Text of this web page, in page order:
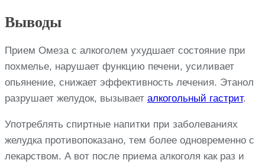
Выводы
Прием Омеза с алкоголем ухудшает состояние при
похмелье, нарушает функцию печени, усиливает
опьянение, снижает эффективность лечения. Этанол
разрушает желудок, вызывает алкогольный гастрит.
Употреблять спиртные напитки при заболеваниях
желудка противопоказано, тем более одновременно с
лекарством. А вот после приема алкоголя как раз и